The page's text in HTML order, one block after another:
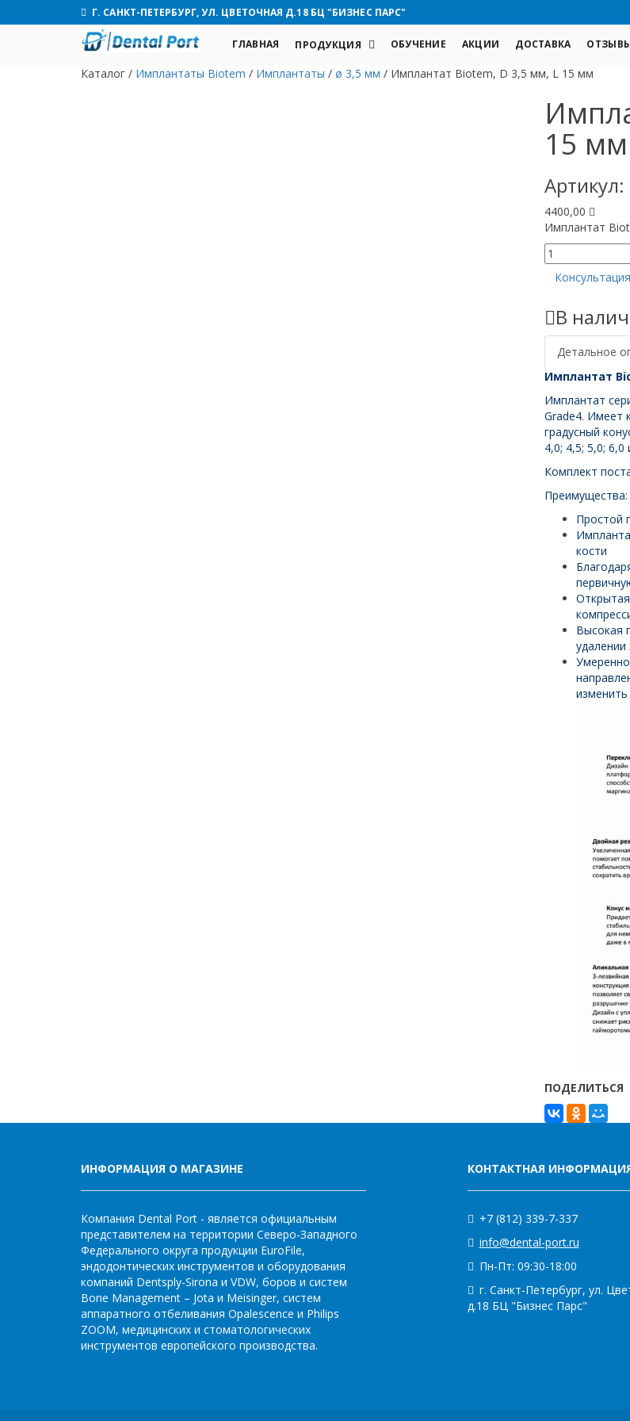
Г. САНКТ-ПЕТЕРБУРГ, УЛ. ЦВЕТОЧНАЯ Д.18 БЦ "БИЗНЕС ПАРС"
ГЛАВНАЯ ПРОДУКЦИЯ ОБУЧЕНИЕ АКЦИИ ДОСТАВКА
Каталог / Имплантаты Biotem / Имплантаты / ø 3,5 мм / Имплантат Biotem, D 3,5 мм, L 15 мм
15 мм
Артикул:
4400,00
Имплантат
Количество
товара
Имплантат
D
3,5
мм,
15
мм
В
Детальное
Имплантат
Имплантат
Grade4. Имеет
градусный
4,0; 4,5; 5,0;
Комплект
Преимущества:
Простой
кости
Высокая
ПОДЕЛИТЬСЯ
ИНФОРМАЦИЯ О МАГАЗИНЕ
Компания Dental Port - является официальным
представителем на территории Северо-Западного
Федерального округа продукции EuroFile,
эндодонтических инструментов и оборудования
компаний Dentsply-Sirona и VDW, боров и систем
Bone Management – Jota и Meisinger, систем
аппаратного отбеливания Opalescence и Philips
ZOOM, медицинских и стоматологических
инструментов европейского производства.
КОНТАКТНАЯ
+7 (812) 339-7-337
info@dental-port.ru
Пн-Пт: 09:30-18:00
г. Санкт-Петербург, ул.
д.18 БЦ "Бизнес Парс"